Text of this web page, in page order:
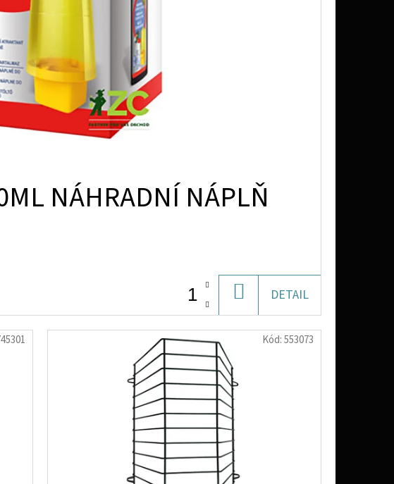
NÁHRADNÍ NÁPLŇ
KOŠÍKU
DETAIL
Kód:553073